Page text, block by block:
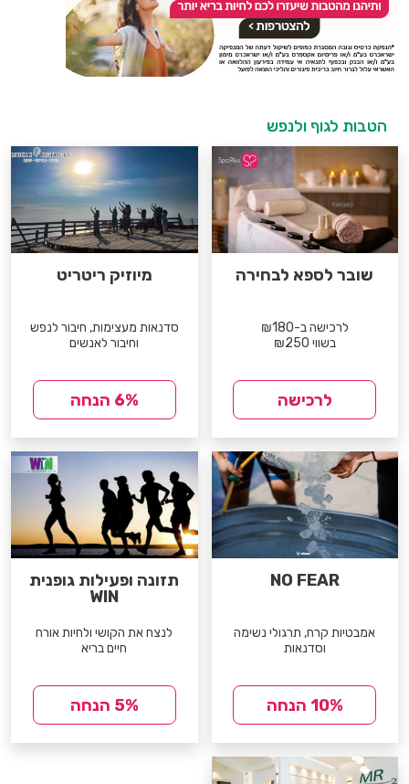
הטבות לגוף ולנפש
שובר לספא לבחירה
לרכישה ב-₪180
בשווי ₪250
לרכישה
מיוזיק ריטריט
סדנאות מעצימות, חיבור לנפש
וחיבור לאנשים
6% הנחה
NO FEAR
אמבטיות קרח, תרגולי נשימה
וסדנאות
10% הנחה
תזונה ופעילות גופנית
WIN
לנצח את הקושי ולחיות אורח
חיים בריא
5% הנחה